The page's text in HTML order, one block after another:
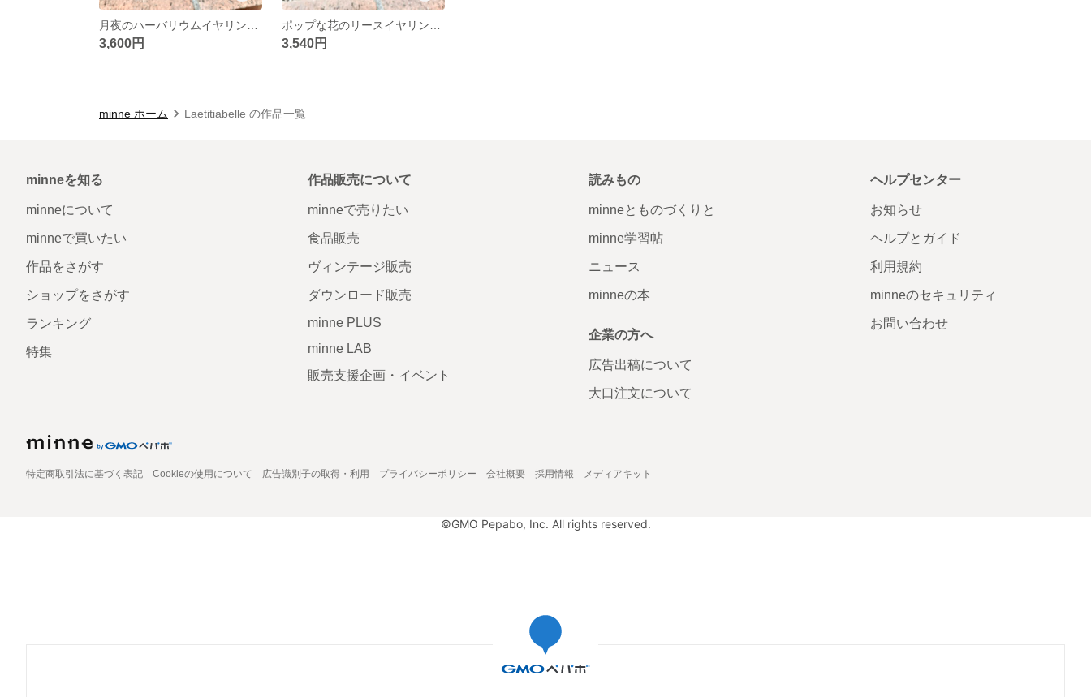
3,600円 3,540円
minne ホーム Laetitiabelle の作品一覧
minneを知る
minneについて
minneで買いたい
作品をさがす
ショップをさがす
ランキング
特集
作品販売について
minneで売りたい
食品販売
ヴィンテージ販売
ダウンロード販売
minne PLUS
minne LAB
販売支援企画・イベント
読みもの
minneとものづくりと
minne学習帖
ニュース
minneの本
企業の方へ
広告出稿について
大口注文について
ヘルプセンター
お知らせ
ヘルプとガイド
利用規約
minneのセキュリティ
お問い合わせ
特定商取引法に基づく表記 Cookieの使用について 広告識別子の取得・利用 プライバシーポリシー 会社概要 採用情報 メディアキット
©GMO Pepabo, Inc. All rights reserved.